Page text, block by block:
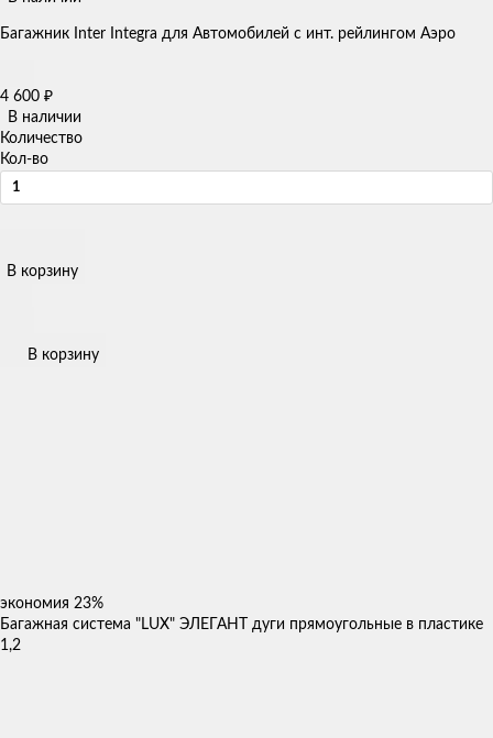
Багажник Inter Integra для Автомобилей с инт. рейлингом Аэро
4 600 ₽
В наличии
Количество
Кол-во
В корзину
В корзину
экономия 23%
Багажная система "LUX" ЭЛЕГАНТ дуги прямоугольные в пластике
1,2